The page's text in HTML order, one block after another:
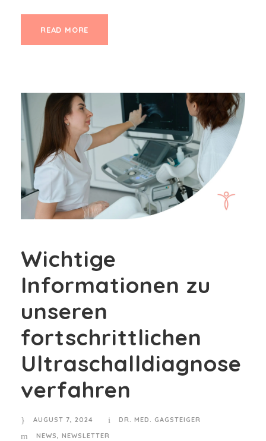
READ MORE
Wichtige
Informationen zu
unseren
fortschrittlichen
Ultraschalldiagnose
verfahren
AUGUST 7, 2024
DR. MED. GAGSTEIGER
NEWS, NEWSLETTER